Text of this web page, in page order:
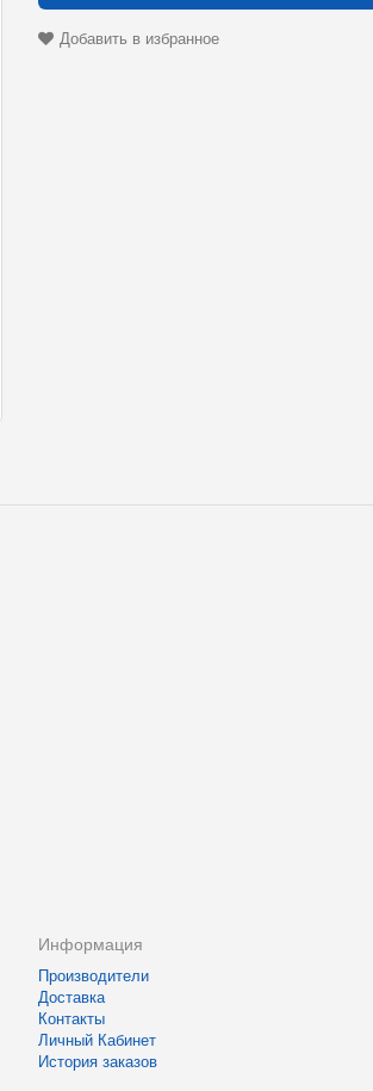
Добавить в избранное
Информация
Производители
Доставка
Контакты
Личный Кабинет
История заказов